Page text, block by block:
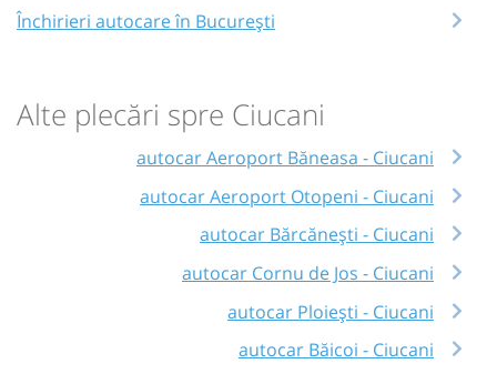
Închirieri autocare în București
Alte plecări spre Ciucani
autocar Aeroport Băneasa - Ciucani
autocar Aeroport Otopeni - Ciucani
autocar Bărcănești - Ciucani
autocar Cornu de Jos - Ciucani
autocar Ploiești - Ciucani
autocar Băicoi - Ciucani